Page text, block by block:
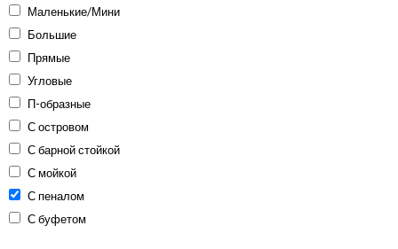
Маленькие/Мини
Большие
Прямые
Угловые
П-образные
С островом
С барной стойкой
С мойкой
С пеналом
С буфетом